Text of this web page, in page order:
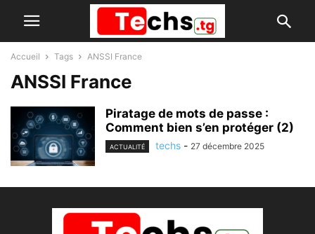
Accueil Tags ANSSI France
ANSSI France
Piratage de mots de passe :
Comment bien s’en protéger (2)
ACTUALITÉ techs - 27 décembre 2025